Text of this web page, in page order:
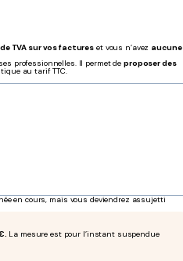
TVA sur vos factures et vous n’avez aucune
professionnelles. Il permet deproposer des
au tarif TTC.
en cours, mais vous deviendrez assujetti
La mesure est pour l’instant suspendue